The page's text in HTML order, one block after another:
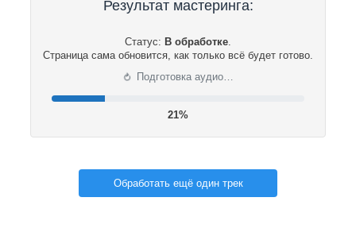
Результат мастеринга:
Статус: В обработке.
Страница сама обновится, как только всё будет готово.
⟳ Подготовка аудио…
22%
Обработать ещё один трек